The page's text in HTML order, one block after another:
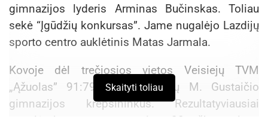
gimnazijos lyderis Arminas Bučinskas. Toliau
sekė “Įgūdžių konkursas”. Jame nugalėjo Lazdijų
sporto centro auklėtinis Matas Jarmala.
Kovoje dėl trečiosios vietos Veisiejų TVM
„Ąžuolas” 91:79 įveikė Lazdijų M. Gustaičio
gimnazijos krepšininkus. Rezultatyviausiai
nugalėtojų gretose rungtyniavo 28 taškus pelnęs
Skaityti toliau